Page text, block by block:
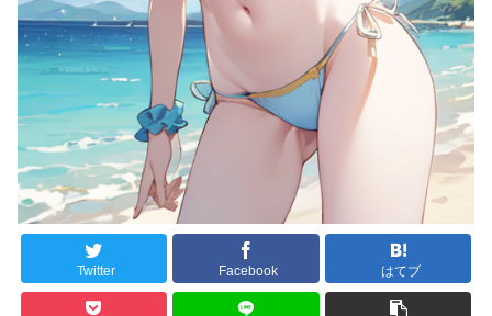
Twitter Facebook はてブ